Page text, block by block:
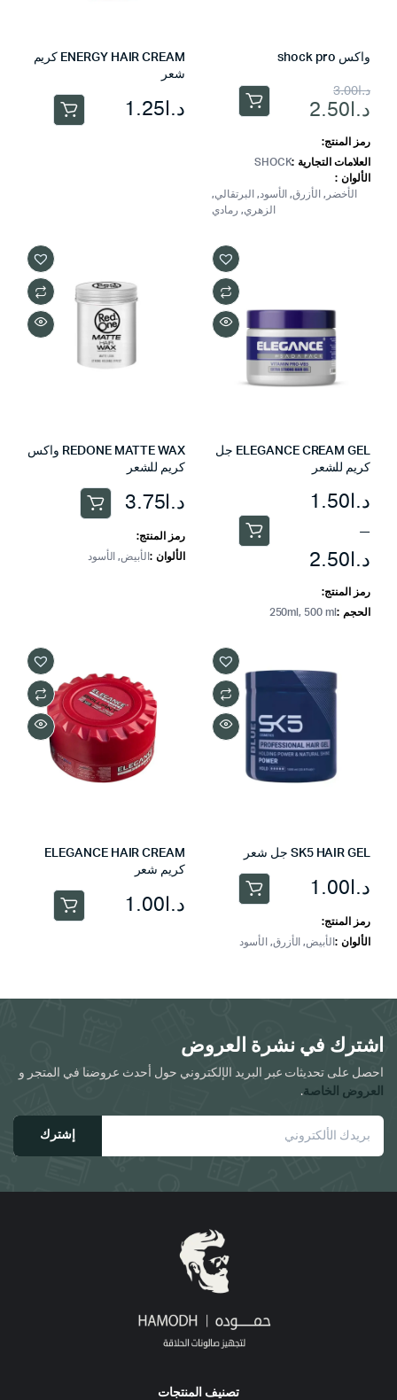
واكس shock pro
د.ا3.00
السعر
الأصلي
هو:
د.ا3.00.
د.ا2.50
السعر
الحالي
هو:
د.ا2.50.
هناك
من
الأشكال
المختلفة
صفحة
رمز المنتج:
العلامات التجارية
SHOCK
الألوان
الأخضر, الأزرق, الأسود, البرتقالي,
الزهري, رمادي
ENERGY HAIR CREAM كريم
شعر
د.ا1.25
ELEGANCE CREAM GEL جل
كريم للشعر
د.ا1.50
–
د.ا2.50
نطاق
السعر:
من
خلال
العديد
الأشكال
صفحة
رمز المنتج:
الحجم
250ml, 500 ml
REDONE MATTE WAX واكس
كريم للشعر
د.ا3.75هناك
العديد
من
الخيارات
صفحة
رمز المنتج:
الألوان الأبيض, الأسود
SK5 HAIR GEL جل شعر
د.ا1.00هناك
العديد
من
يمكن
اختيار
الخيارات
صفحة
رمز المنتج:
الألوان الأبيض, الأزرق, الأسود
ELEGANCE HAIR CREAM
كريم شعر
د.ا1.00
اشترك في نشرة العروض
احصل على تحديثات عبر البريد الإلكتروني حول أحدث عروضنا في المتجر و
العروض الخاصة.
إشترك
تصنيف المنتجات